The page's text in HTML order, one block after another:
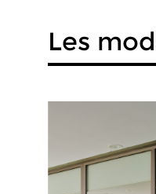
Les